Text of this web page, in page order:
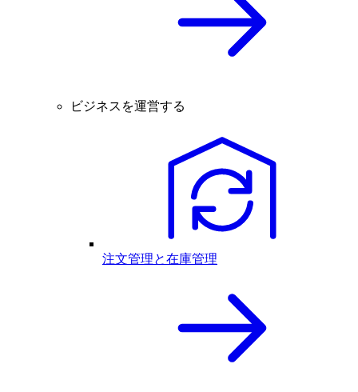
ビジネスを運営する
注文管理と在庫管理